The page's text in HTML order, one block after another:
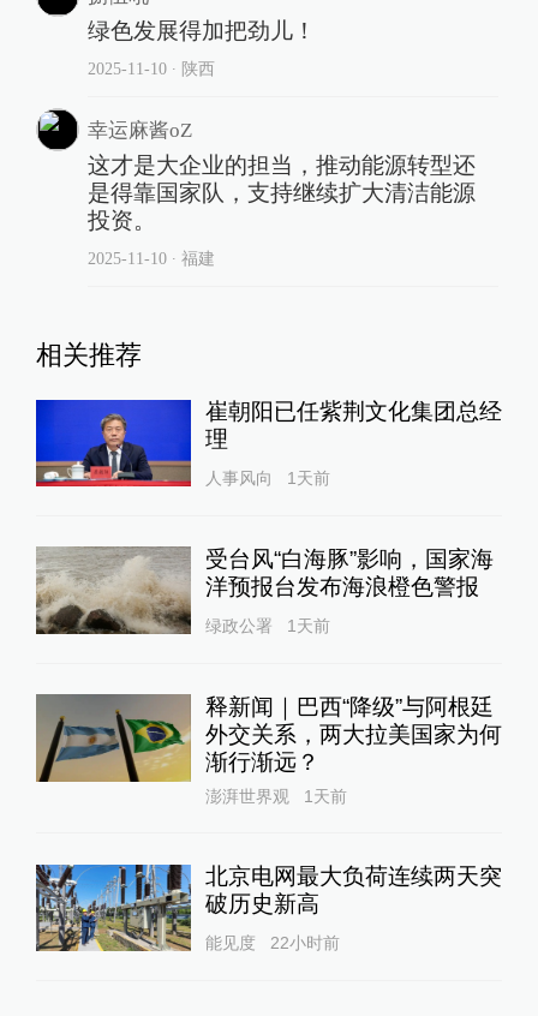
绿色发展得加把劲儿！
2025-11-10∙ 陕西
幸运麻酱oZ
这才是大企业的担当，推动能源转型还
是得靠国家队，支持继续扩大清洁能源
投资。
2025-11-10∙ 福建
相关推荐
崔朝阳已任紫荆文化集团总经
理
人事风向 1天前
受台风“白海豚”影响，国家海
洋预报台发布海浪橙色警报
绿政公署 1天前
释新闻｜巴西“降级”与阿根廷
外交关系，两大拉美国家为何
渐行渐远？
澎湃世界观 1天前
北京电网最大负荷连续两天突
破历史新高
能见度 22小时前